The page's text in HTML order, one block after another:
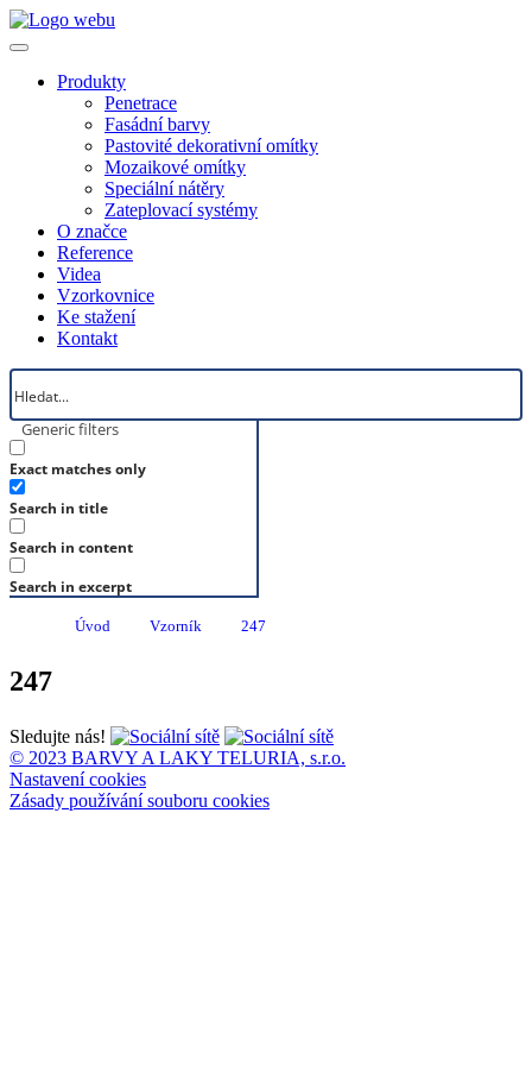
Produkty
Penetrace
Fasádní barvy
Pastovité dekorativní omítky
Mozaikové omítky
Speciální nátěry
Zateplovací systémy
O značce
Reference
Videa
Vzorkovnice
Ke stažení
Kontakt
Generic filters
Exact matches only
Search in title
Search in content
Search in excerpt
Úvod Vzorník 247
247
Sledujte nás!
© 2023 BARVY A LAKY TELURIA, s.r.o.
Nastavení cookies
Zásady používání souboru cookies